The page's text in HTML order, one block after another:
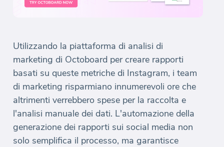
Utilizzando la piattaforma di analisi di
marketing di Octoboard per creare rapporti
basati su queste metriche di Instagram, i team
di marketing risparmiano innumerevoli ore che
altrimenti verrebbero spese per la raccolta e
l'analisi manuale dei dati. L'automazione della
generazione dei rapporti sui social media non
solo semplifica il processo, ma garantisce